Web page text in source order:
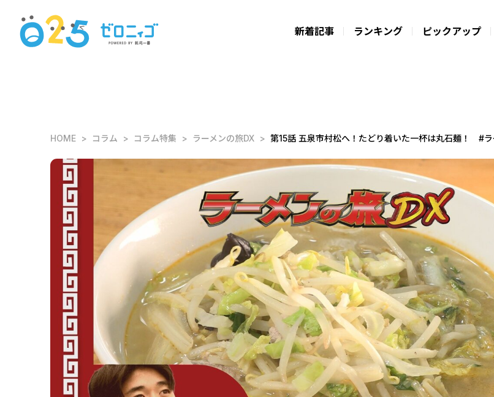
新着記事 ランキング ピックアップ
HOME コラム コラム特集 ラーメンの旅DX 第15話 五泉市村松へ！たどり着いた一杯は丸石麺！ #ラ